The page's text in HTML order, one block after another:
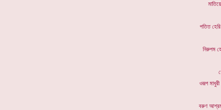
পতিত
ওরূপ
বরুণ